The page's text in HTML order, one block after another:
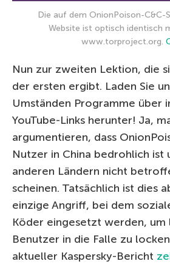
Die auf dem OnionPoison-C&C-
Website ist optisch identisch
www.torproject.org.
Nun zur zweiten Lektion, die
der ersten ergibt. Laden Sie
Umständen Programme über
YouTube-Links herunter! Ja,
argumentieren, dass
Nutzer in China bedrohlich ist
anderen Ländern nicht
scheinen. Tatsächlich ist dies
einzige Angriff, bei dem
Köder eingesetzt werden, um
Benutzer in die Falle zu
aktueller Kaspersky-Bericht